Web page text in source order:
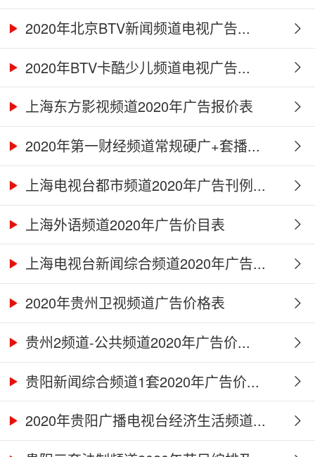
2020年北京BTV新闻频道电视广告...
2020年BTV卡酷少儿频道电视广告...
上海东方影视频道2020年广告报价表
2020年第一财经频道常规硬广+套播...
上海电视台都市频道2020年广告刊例...
上海外语频道2020年广告价目表
上海电视台新闻综合频道2020年广告...
2020年贵州卫视频道广告价格表
贵州2频道-公共频道2020年广告价...
贵阳新闻综合频道1套2020年广告价...
2020年贵阳广播电视台经济生活频道...